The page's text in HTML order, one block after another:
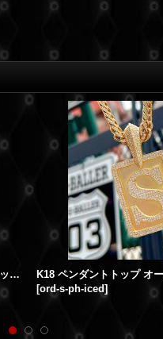
K18YG イエローゴールド 喧嘩札 名前札 ネックレス ペンダント オーダーメイド製作 漢字 "七福" フルオーダー 製作実績（小サイズ）
[ord-s-ph-iced]